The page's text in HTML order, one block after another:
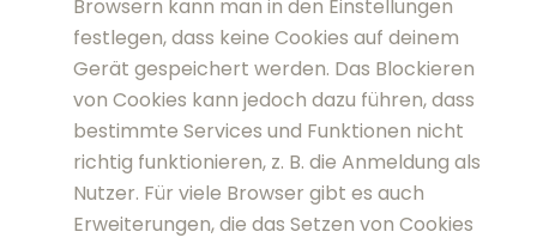
auf Websites blockieren können.
Wie man Cookies auf dieser Website
verwaltet:Um deine Präferenzen in Bezug
auf Cookies auf dieser Website anzupassen,
kannst du deine Einstellungen jederzeit
ändern, indem du auf den Link im Abschnitt
„Rechte des Website-Besuchers“ klickst.